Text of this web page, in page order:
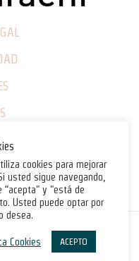
rights reserved.©
cookies para mejorar
usted sigue navegando,
“acepta" y "está de
Usted puede optar por
desea.
Cookies ACEPTO